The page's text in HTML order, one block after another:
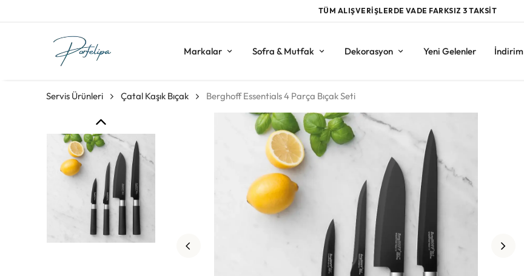
TÜM ALIŞVERİŞLERDE VADE FARKSIZ 3 TAKSİT
Markalar Sofra & Mutfak Dekorasyon Yeni Gelenler İndirim
Servis Ürünleri Çatal Kaşık Bıçak Berghoff Essentials 4 Parça Bıçak Seti